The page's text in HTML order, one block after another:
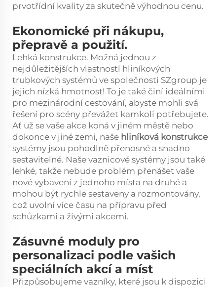
prvotřídní kvality za skutečně výhodnou cenu.
Ekonomické při nákupu,
přepravě a použití.
Lehká konstrukce. Možná jednou z
nejdůležitějších vlastností hliníkových
trubkových systémů ve společnosti SZgroup je
jejich nízká hmotnost! To je také činí ideálními
pro mezinárodní cestování, abyste mohli svá
řešení pro scény převážet kamkoli potřebujete.
Ať už se vaše akce koná v jiném městě nebo
dokonce v jiné zemi, naše hliníková konstrukce
systémy jsou pohodlně přenosné a snadno
sestavitelné. Naše vaznicové systémy jsou také
lehké, takže nebude problém přenášet vaše
nové vybavení z jednoho místa na druhé a
mohou být rychle sestaveny a rozmontovány,
což uvolní více času na přípravu před
schůzkami a živými akcemi.
Zásuvné moduly pro
personalizaci podle vašich
speciálních akcí a míst
Přizpůsobujeme vazníky, které jsou k dispozici